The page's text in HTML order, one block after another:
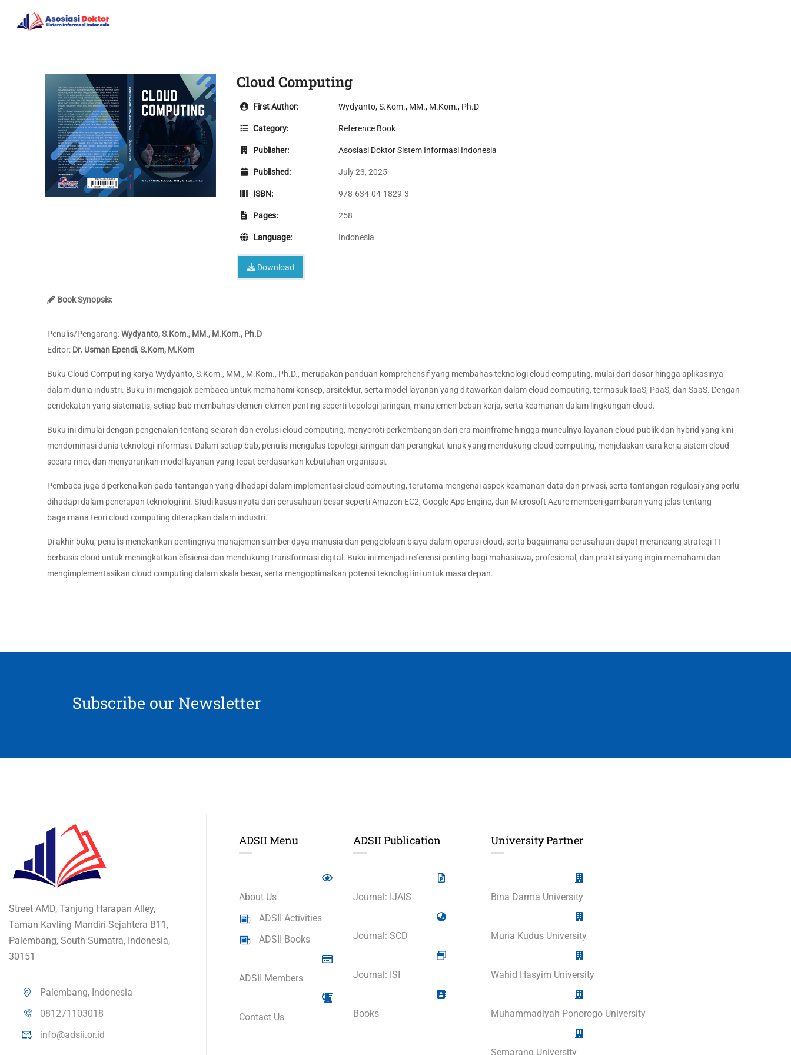
Cloud Computing
First Author: Wydyanto, S.Kom., MM., M.Kom., Ph.D
Category: Reference Book
Publisher: Asosiasi Doktor Sistem Informasi Indonesia
Published: July 23, 2025
ISBN: 978-634-04-1829-3
Pages: 258
Language: Indonesia
Download
Book Synopsis:
Penulis/Pengarang:Wydyanto, S.Kom., MM., M.Kom., Ph.D
Editor: Dr. Usman Ependi, S.Kom, M.Kom
Buku Cloud Computing karya Wydyanto, S.Kom., MM., M.Kom., Ph.D., merupakan panduan komprehensif yang membahas teknologi cloud computing, mulai dari dasar hingga aplikasinya
dalam dunia industri. Buku ini mengajak pembaca untuk memahami konsep, arsitektur, serta model layanan yang ditawarkan dalam cloud computing, termasuk IaaS, PaaS, dan SaaS. Dengan
pendekatan yang sistematis, setiap bab membahas elemen-elemen penting seperti topologi jaringan, manajemen beban kerja, serta keamanan dalam lingkungan cloud.
Buku ini dimulai dengan pengenalan tentang sejarah dan evolusi cloud computing, menyoroti perkembangan dari era mainframe hingga munculnya layanan cloud publik dan hybrid yang kini
mendominasi dunia teknologi informasi. Dalam setiap bab, penulis mengulas topologi jaringan dan perangkat lunak yang mendukung cloud computing, menjelaskan cara kerja sistem cloud
secara rinci, dan menyarankan model layanan yang tepat berdasarkan kebutuhan organisasi.
Pembaca juga diperkenalkan pada tantangan yang dihadapi dalam implementasi cloud computing, terutama mengenai aspek keamanan data dan privasi, serta tantangan regulasi yang perlu
dihadapi dalam penerapan teknologi ini. Studi kasus nyata dari perusahaan besar seperti Amazon EC2, Google App Engine, dan Microsoft Azure memberi gambaran yang jelas tentang
bagaimana teori cloud computing diterapkan dalam industri.
Di akhir buku, penulis menekankan pentingnya manajemen sumber daya manusia dan pengelolaan biaya dalam operasi cloud, serta bagaimana perusahaan dapat merancang strategi TI
berbasis cloud untuk meningkatkan efisiensi dan mendukung transformasi digital. Buku ini menjadi referensi penting bagi mahasiswa, profesional, dan praktisi yang ingin memahami dan
mengimplementasikan cloud computing dalam skala besar, serta mengoptimalkan potensi teknologi ini untuk masa depan.
Subscribe our Newsletter
Street AMD, Tanjung Harapan Alley,
Taman Kavling Mandiri Sejahtera B11,
Palembang, South Sumatra, Indonesia,
30151
Palembang, Indonesia
081271103018
info@adsii.or.id
ADSII Menu
About Us
ADSII Activities
ADSII Books
ADSII Members
Contact Us
ADSII Publication
Journal: IJAIS
Journal: SCD
Journal: ISI
Books
University Partner
Bina Darma University
Muria Kudus University
Wahid Hasyim University
Muhammadiyah Ponorogo University
Semarang University